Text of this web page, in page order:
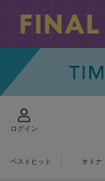
ログイン
ベストヒット オトナ